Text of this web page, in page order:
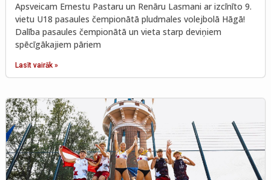
Apsveicam Ernestu Pastaru un Renāru Lasmani ar izcīnīto 9.
vietu U18 pasaules čempionātā pludmales volejbolā Hāgā!
Dalība pasaules čempionātā un vieta starp deviņiem
spēcīgākajiem pāriem
Lasīt vairāk »